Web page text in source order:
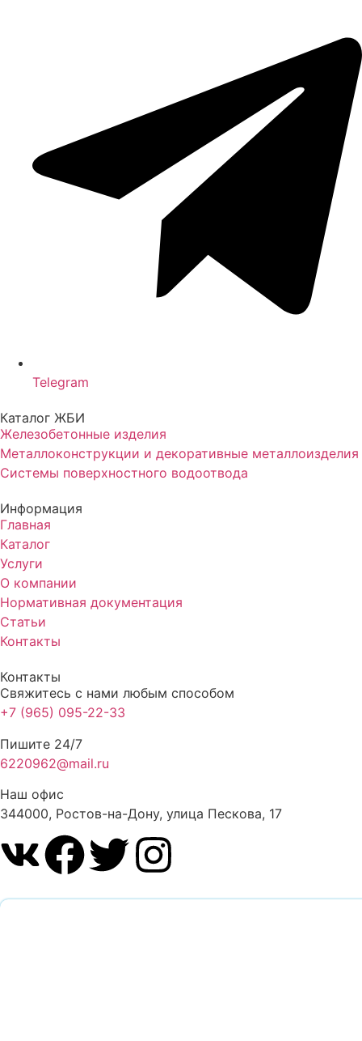
Telegram
Каталог ЖБИ
Железобетонные изделия
Металлоконструкции и декоративные металлоизделия
Системы поверхностного водоотвода
Информация
Главная
Каталог
Услуги
О компании
Нормативная документация
Статьи
Контакты
Контакты
Свяжитесь с нами любым способом
+7 (965) 095-22-33
Пишите 24/7
6220962@mail.ru
Наш офис
344000, Ростов-на-Дону, улица Пескова, 17